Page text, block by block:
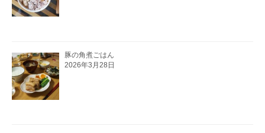
豚の角煮ごはん
2026年3月28日